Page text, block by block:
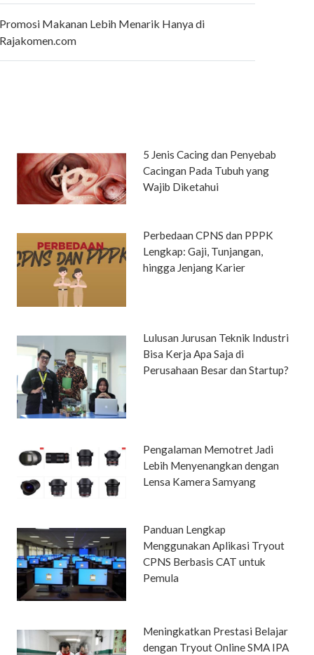
Makanan Lebih Menarik Hanya di
5 Jenis Cacing dan Penyebab
Cacingan Pada Tubuh yang
Wajib Diketahui
Perbedaan CPNS dan PPPK
Lengkap: Gaji, Tunjangan,
hingga Jenjang Karier
Lulusan Jurusan Teknik Industri
Bisa Kerja Apa Saja di
Perusahaan Besar dan Startup?
Pengalaman Memotret Jadi
Lebih Menyenangkan dengan
Lensa Kamera Samyang
Panduan Lengkap
Menggunakan Aplikasi Tryout
CPNS Berbasis CAT untuk
Pemula
Meningkatkan Prestasi Belajar
dengan Tryout Online SMA IPA